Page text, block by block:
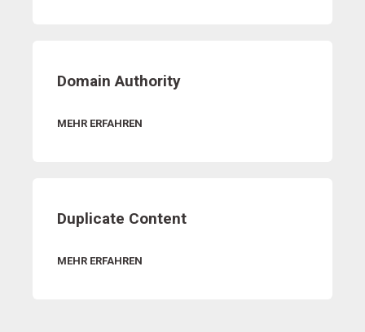
Domain Authority
MEHR ERFAHREN
Duplicate Content
MEHR ERFAHREN